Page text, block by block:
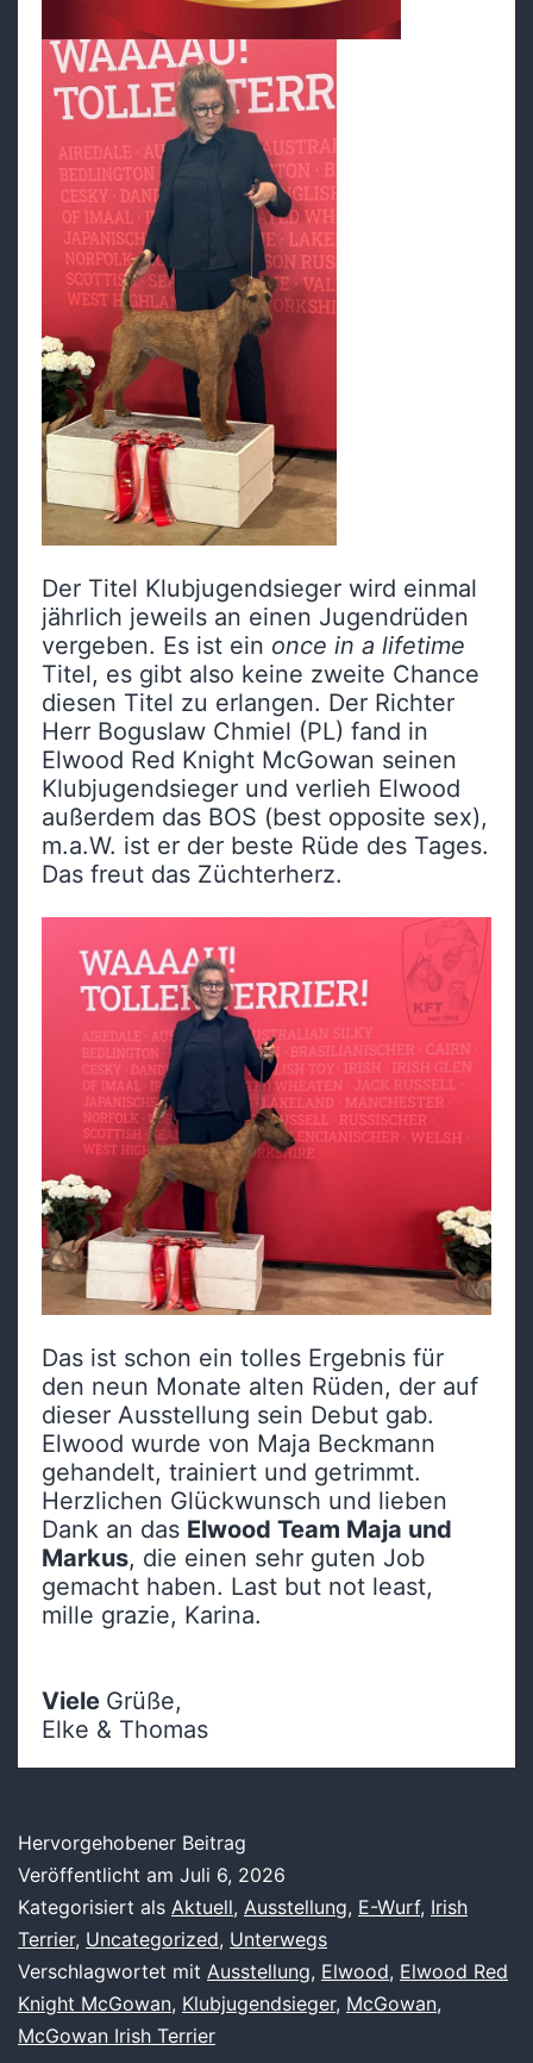
Der Titel Klubjugendsieger wird einmal
jährlich jeweils an einen Jugendrüden
vergeben. Es ist ein once in a lifetime
Titel, es gibt also keine zweite Chance
diesen Titel zu erlangen. Der Richter
Herr Boguslaw Chmiel (PL) fand in
Elwood Red Knight McGowan seinen
Klubjugendsieger und verlieh Elwood
außerdem das BOS (best opposite sex),
m.a.W. ist er der beste Rüde des Tages.
Das freut das Züchterherz.
Das ist schon ein tolles Ergebnis für
den neun Monate alten Rüden, der auf
dieser Ausstellung sein Debut gab.
Elwood wurde von Maja Beckmann
gehandelt, trainiert und getrimmt.
Herzlichen Glückwunsch und lieben
Dank an das Elwood Team Maja und
Markus, die einen sehr guten Job
gemacht haben. Last but not least,
mille grazie, Karina.
Viele Grüße,
Elke & Thomas
Hervorgehobener Beitrag
Veröffentlicht am Juli 6, 2026
Kategorisiert als Aktuell, Ausstellung, E-Wurf, Irish
Terrier, Uncategorized, Unterwegs
Verschlagwortet mit Ausstellung, Elwood, Elwood Red
Knight McGowan, Klubjugendsieger, McGowan,
McGowan Irish Terrier